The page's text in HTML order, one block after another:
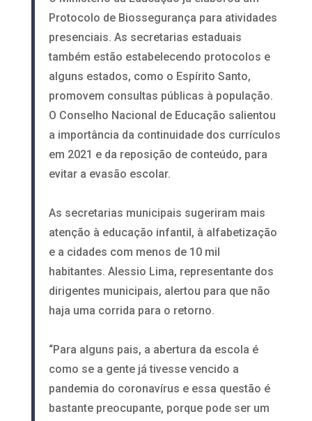
Protocolo de Biossegurança para atividades
presenciais. As secretarias estaduais
também estão estabelecendo protocolos e
alguns estados, como o Espírito Santo,
promovem consultas públicas à população.
O Conselho Nacional de Educação salientou
a importância da continuidade dos currículos
em 2021 e da reposição de conteúdo, para
evitar a evasão escolar.
As secretarias municipais sugeriram mais
atenção à educação infantil, à alfabetização
e a cidades com menos de 10 mil
habitantes. Alessio Lima, representante dos
dirigentes municipais, alertou para que não
haja uma corrida para o retorno.
“Para alguns pais, a abertura da escola é
como se a gente já tivesse vencido a
pandemia do coronavírus e essa questão é
bastante preocupante, porque pode ser um